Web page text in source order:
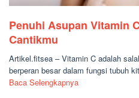
Penuhi Asupan Vitamin
Cantikmu
Artikel.fitsea – Vitamin C adalah
berperan besar dalam fungsi tubuh
Baca Selengkapnya